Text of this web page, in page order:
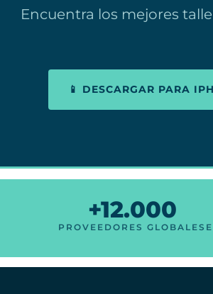
Encuentra los mejores
📱 DESCARGAR PARA
+12.000
PROVEEDORES GLOBALES